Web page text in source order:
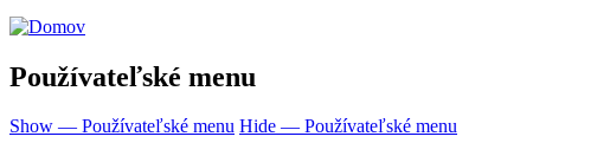
Používateľské menu
Show — Používateľské menu Hide — Používateľské menu